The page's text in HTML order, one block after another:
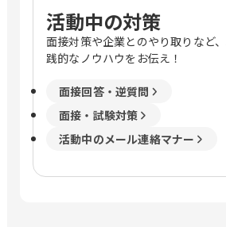
活動中の対策
面接対策や企業とのやり取りなど
践的なノウハウをお伝え！
面接回答・逆質問
面接・試験対策
活動中のメール連絡マナー